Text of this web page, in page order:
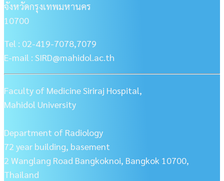
จังหวัดกรุงเทพมหานคร
10700
Tel : 02-419-7078,7079
E-mail : SIRD@mahidol.ac.th
Faculty of Medicine Siriraj Hospital,
Mahidol University
Department of Radiology
72 year building, basement
2 Wanglang Road Bangkoknoi, Bangkok 10700,
Thailand